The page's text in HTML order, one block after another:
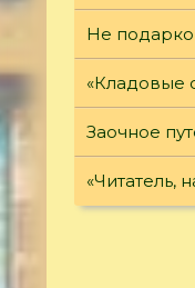
Не
«Кладовые
Заочное
«Читатель,